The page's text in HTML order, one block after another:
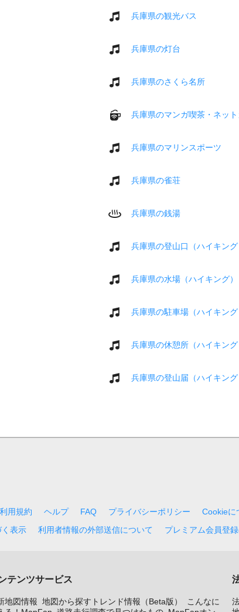
兵庫県の観光バス
兵庫県の灯台
兵庫県のさくら名所
兵庫県のマンガ喫茶・ネッ
兵庫県のマリンスポーツ
兵庫県の雀荘
兵庫県の銭湯
兵庫県の登山口（ハイキン
兵庫県の水場（ハイキング）
兵庫県の駐車場（ハイキン
兵庫県の休憩所（ハイキン
兵庫県の登山届（ハイキン
利用規約 ヘルプ FAQ プライバシーポリシー
Cookieに
表示 利用者情報の外部送信について プレミアム会員登
テンツサービス
地図情報 地図から探すトレンド情報（Beta版）
こんなに